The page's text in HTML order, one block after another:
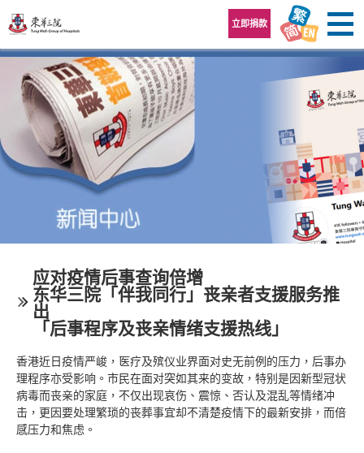
立即捐款
应对疫情后事查询倍增
东华三院「伴我同行」丧亲者支援服务推
出
「后事程序及丧亲情绪支援热线」
香港近日疫情严峻，医疗及殡仪业界面对史无前例的压力，后事办
理程序亦受影响。市民在面对突如其来的变故，特别是因新型冠状
病毒而丧亲的家庭，不仅出现哀伤、震惊、否认及混乱等情绪冲
击，更因要处理繁琐的丧葬事宜却不清楚疫情下的最新安排，而倍
感压力和焦虑。